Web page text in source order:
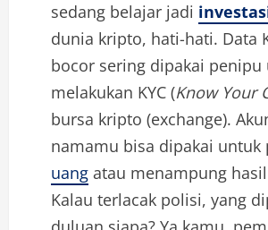
sedang belajar jadi
dunia kripto, hati-hati. Data
bocor sering dipakai penipu
melakukan KYC (Know Your
bursa kripto (exchange).
namamu bisa dipakai untuk
uang atau menampung
Kalau terlacak polisi, yang